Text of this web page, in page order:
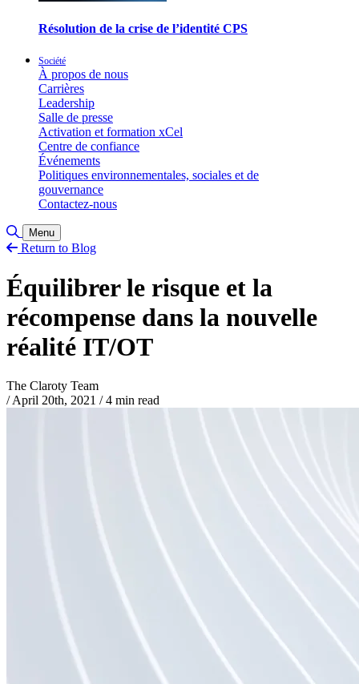
Résolution de la crise de l’identité CPS
Société
À propos de nous
Carrières
Leadership
Salle de presse
Activation et formation xCel
Centre de confiance
Événements
Politiques environnementales, sociales et de
gouvernance
Contactez-nous
Basculer la recherche
Menu
Return to Blog
Équilibrer le risque et la
récompense dans la nouvelle
réalité IT/OT
The Claroty Team
/ April 20th, 2021 /4 min read